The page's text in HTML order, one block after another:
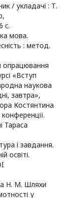
/ укладачі : Т.
с.
мова.
: метод.
опрацювання
«Вступ
наукова
завтра»,
Костянтина
Тараса
і завдання.
освіті.
Н. М. Шляхи
у